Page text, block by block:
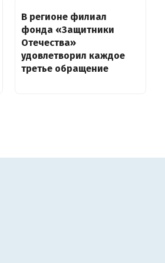
В регионе филиал
фонда «Защитники
Отечества»
удовлетворил каждое
третье обращение